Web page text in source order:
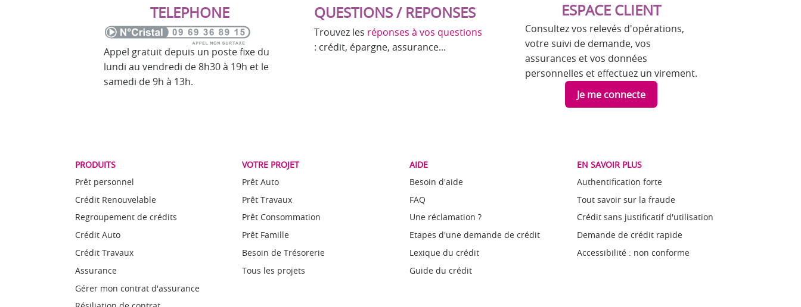
TELEPHONE
Appel gratuit depuis un poste fixe du
lundi au vendredi de 8h30 à 19h et le
samedi de 9h à 13h.
QUESTIONS / REPONSES
Trouvez les réponses à vos questions
: crédit, épargne, assurance...
ESPACE CLIENT
Consultez vos relevés d'opérations,
votre suivi de demande, vos
assurances et vos données
personnelles et effectuez un virement.
Je me connecte
PRODUITS
Prêt personnel
Crédit Renouvelable
Regroupement de crédits
Crédit Auto
Crédit Travaux
Assurance
Gérer mon contrat d'assurance
VOTRE PROJET
Prêt Auto
Prêt Travaux
Prêt Consommation
Prêt Famille
Besoin de Trésorerie
Tous les projets
AIDE
Besoin d'aide
FAQ
Une réclamation ?
Etapes d'une demande de crédit
Lexique du crédit
Guide du crédit
EN SAVOIR PLUS
Authentification forte
Tout savoir sur la fraude
Crédit sans justificatif d'utilisation
Demande de crédit rapide
Accessibilité : non conforme